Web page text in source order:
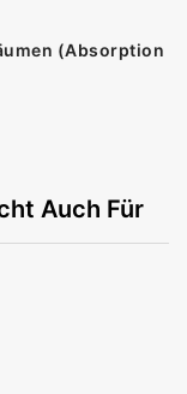
(Absorption
Auch Für